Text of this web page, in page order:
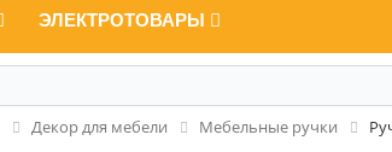
ЭЛЕКТРОТОВАРЫ
Декор для мебели Мебельные ручки